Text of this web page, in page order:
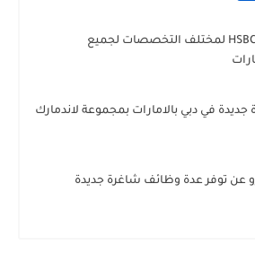
وظائف بمجموعة HSBC لمختلف التخصصات لجميع
في دبي بالامارات بمجموعة لاندمارك
عن توفر عدة وظائف شاغرة جديدة